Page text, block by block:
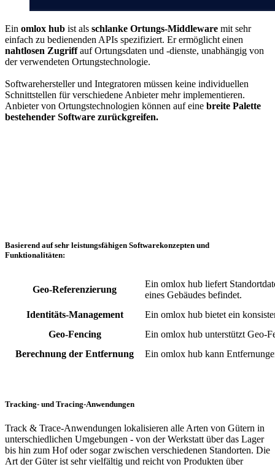
Ein omlox hub ist als schlanke Ortungs-Middleware mit sehr
einfach zu bedienenden APIs spezifiziert. Er ermöglicht einen
nahtlosen Zugriffauf Ortungsdaten und -dienste, unabhängig von
der verwendeten Ortungstechnologie.
Softwarehersteller und Integratoren müssen keine individuellen
Schnittstellen für verschiedene Anbieter mehr implementieren.
Anbieter von Ortungstechnologien können auf eine breite Palette
bestehender Software zurückgreifen.
Basierend auf sehr leistungsfähigen Softwarekonzepten und
Funktionalitäten:
Geo-Referenzierung
Ein omlox hub liefert
eines Gebäudes befindet.
Identitäts-Management
Ein omlox hub bietet ein
Geo-Fencing
Ein omlox hub unterstützt Geo-
Berechnung der Entfernung
Ein omlox hub kann
Tracking- und Tracing-Anwendungen
Track & Trace-Anwendungen lokalisieren alle Arten von Gütern in
unterschiedlichen Umgebungen - von der Werkstatt über das Lager
bis hin zum Hof oder sogar zwischen verschiedenen Standorten. Die
Art der Güter ist sehr vielfältig und reicht von Produkten über